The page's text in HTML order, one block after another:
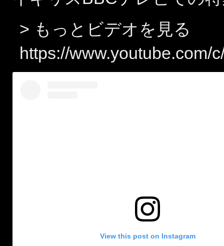
> もっとビデオを見る
https://www.youtube.com/
View this post on Instagram